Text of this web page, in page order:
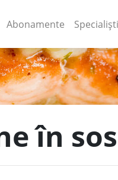
(current)
Abonamente Specialiști
în